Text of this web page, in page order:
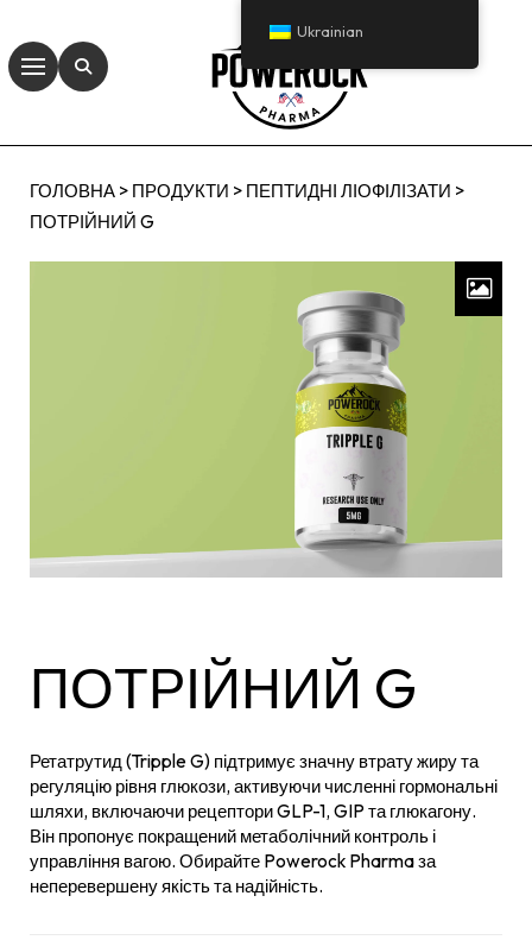
ГОЛОВНА > ПРОДУКТИ > ПЕПТИДНІ ЛІОФІЛІЗАТИ >
ПОТРІЙНИЙ G
ПОТРІЙНИЙ G
Ретатрутид (Tripple G) підтримує значну втрату жиру та
регуляцію рівня глюкози, активуючи численні гормональні
шляхи, включаючи рецептори GLP-1, GIP та глюкагону.
Він пропонує покращений метаболічний контроль і
управління вагою. Обирайте Powerock Pharma за
неперевершену якість та надійність.
Ukrainian